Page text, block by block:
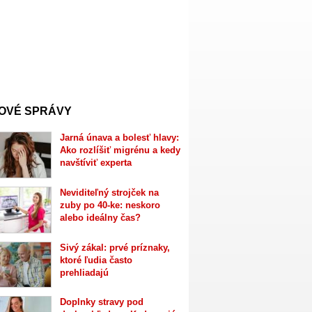
SPRÁVY
Jarná únava a bolesť hlavy:
Ako rozlíšiť migrénu a kedy
navštíviť experta
Neviditeľný strojček na
zuby po 40-ke: neskoro
alebo ideálny čas?
Sivý zákal: prvé príznaky,
ktoré ľudia často
prehliadajú
Doplnky stravy pod